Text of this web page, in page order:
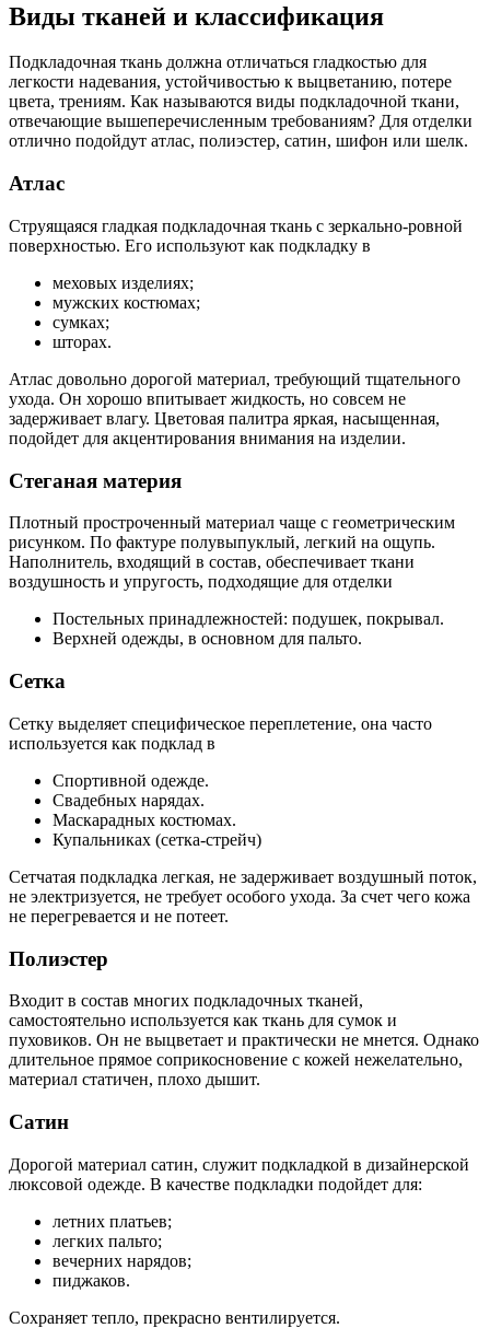
Виды тканей и классификация
Подкладочная ткань должна отличаться гладкостью для
легкости надевания, устойчивостью к выцветанию, потере
цвета, трениям. Как называются виды подкладочной ткани,
отвечающие вышеперечисленным требованиям? Для отделки
отлично подойдут атлас, полиэстер, сатин, шифон или шелк.
Атлас
Струящаяся гладкая подкладочная ткань с зеркально-ровной
поверхностью. Его используют как подкладку в
меховых изделиях;
мужских костюмах;
сумках;
шторах.
Атлас довольно дорогой материал, требующий тщательного
ухода. Он хорошо впитывает жидкость, но совсем не
задерживает влагу. Цветовая палитра яркая, насыщенная,
подойдет для акцентирования внимания на изделии.
Стеганая материя
Плотный простроченный материал чаще с геометрическим
рисунком. По фактуре полувыпуклый, легкий на ощупь.
Наполнитель, входящий в состав, обеспечивает ткани
воздушность и упругость, подходящие для отделки
Постельных принадлежностей: подушек, покрывал.
Верхней одежды, в основном для пальто.
Сетка
Сетку выделяет специфическое переплетение, она часто
используется как подклад в
Спортивной одежде.
Свадебных нарядах.
Маскарадных костюмах.
Купальниках (сетка-стрейч)
Сетчатая подкладка легкая, не задерживает воздушный поток,
не электризуется, не требует особого ухода. За счет чего кожа
не перегревается и не потеет.
Полиэстер
Входит в состав многих подкладочных тканей,
самостоятельно используется как ткань для сумок и
пуховиков. Он не выцветает и практически не мнется. Однако
длительное прямое соприкосновение с кожей нежелательно,
материал статичен, плохо дышит.
Сатин
Дорогой материал сатин, служит подкладкой в дизайнерской
люксовой одежде. В качестве подкладки подойдет для:
летних платьев;
легких пальто;
вечерних нарядов;
пиджаков.
Сохраняет тепло, прекрасно вентилируется.